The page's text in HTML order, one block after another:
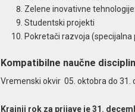
Zelene inovativne
Studentski projekti
Pokretači razvoja (specijalna
Kompatibilne naučne
Vremenski okvir 05. oktobra do 31.
Krajnji rok za prijave je 31.